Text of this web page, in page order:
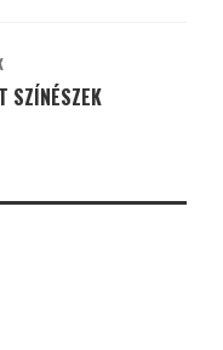
SZÍNÉSZEK